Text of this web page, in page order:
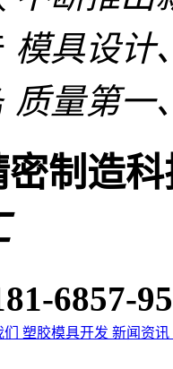
模具设计
质量第一
制造
6857-
塑胶模具开发 新闻资讯